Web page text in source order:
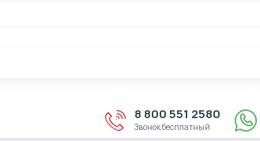
8 800 551 2580
Звонок бесплатный